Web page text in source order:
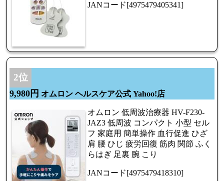
JANコード[4975479405341]
2位
9,980円 オムロン ヘルスケア公式 Yahoo!店
オムロン 低周波治療器 HV-F230-
JAZ3 低周波 コンパクト 小型 セル
フ 家庭用 簡単操作 血行促進 ひざ
肩 腰 ひじ 疲労回復 筋肉 関節 ふく
らはぎ 足裏 腕 こり
JANコード[4975479418310]